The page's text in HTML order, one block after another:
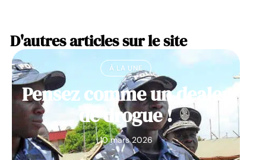
D'autres articles sur le site
À LA UNE
Pensez comme un dealer
de drogue !
10 mars 2026